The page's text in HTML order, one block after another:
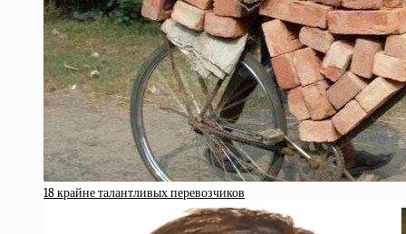
18 крайне талантливых перевозчиков